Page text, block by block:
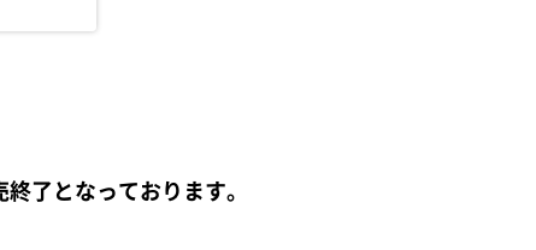
了となっております。